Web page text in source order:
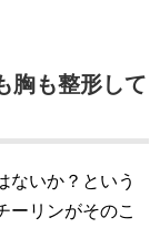
胸も整形して
ないか？という
ーリンがそのこ